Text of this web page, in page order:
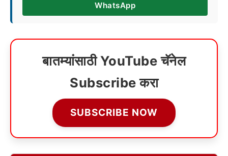
WhatsApp
बातम्यांसाठी YouTube चॅनेल
Subscribe करा
SUBSCRIBE NOW